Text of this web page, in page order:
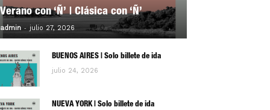
Verano con ‘Ñ’ | Clásica con ‘Ñ’
admin - julio 27, 2026 0
BUENOS AIRES | Solo billete de ida
julio 24, 2026
NUEVA YORK | Solo billete de ida